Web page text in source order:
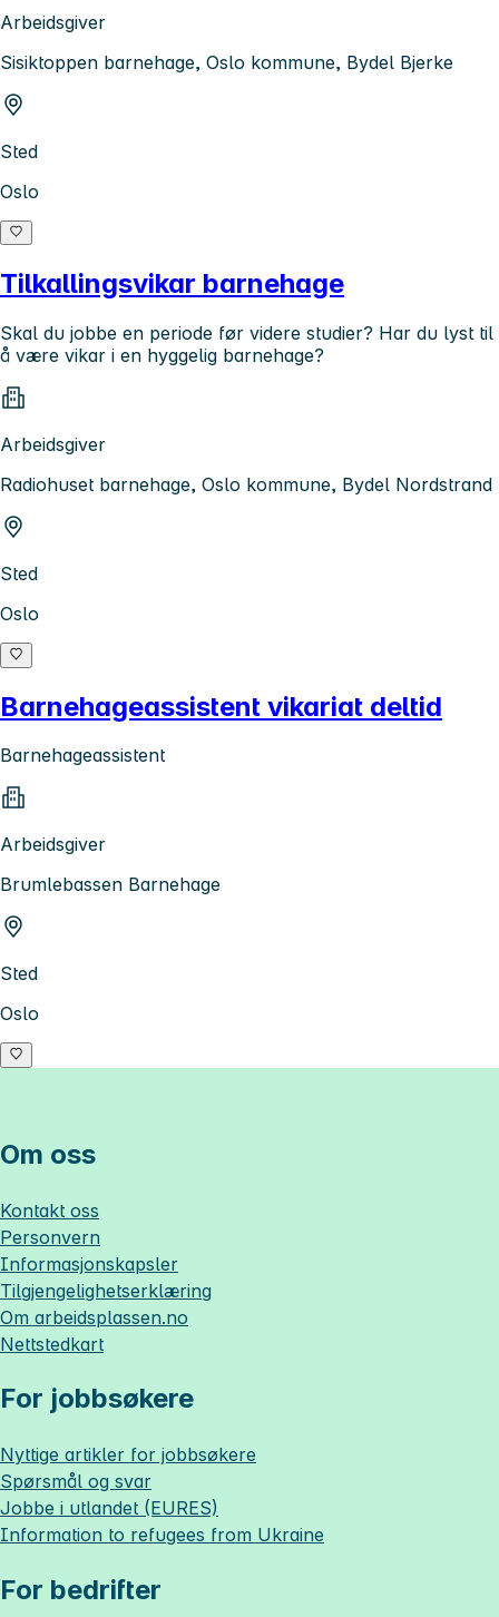
Arbeidsgiver
Sisiktoppen barnehage, Oslo kommune, Bydel Bjerke
Sted
Oslo
Tilkallingsvikar barnehage
Skal du jobbe en periode før videre studier? Har du lyst til
å være vikar i en hyggelig barnehage?
Arbeidsgiver
Radiohuset barnehage, Oslo kommune, Bydel Nordstrand
Sted
Oslo
Barnehageassistent vikariat deltid
Barnehageassistent
Arbeidsgiver
Brumlebassen Barnehage
Sted
Oslo
Om oss
Kontakt oss
Personvern
Informasjonskapsler
Tilgjengelighetserklæring
Om arbeidsplassen.no
Nettstedkart
For jobbsøkere
Nyttige artikler for jobbsøkere
Spørsmål og svar
Jobbe i utlandet (EURES)
Information to refugees from Ukraine
For bedrifter